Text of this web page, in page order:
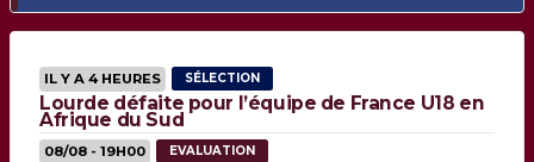
IL Y A 4 HEURES SÉLECTION
Lourde défaite pour l’équipe de France U18 en
Afrique du Sud
08/08 - 19H00 EVALUATION